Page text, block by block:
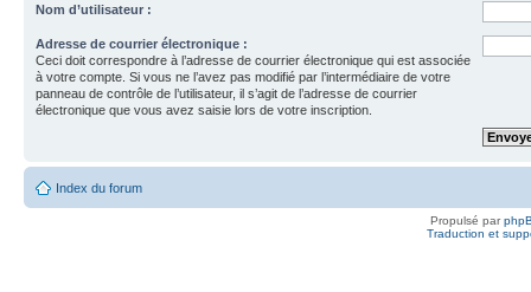
Nom d’utilisateur :
Adresse de courrier électronique :
Ceci doit correspondre à l’adresse de courrier électronique qui est associée
à votre compte. Si vous ne l’avez pas modifié par l’intermédiaire de votre
panneau de contrôle de l’utilisateur, il s’agit de l’adresse de courrier
électronique que vous avez saisie lors de votre inscription.
Index du forum
Propulsé par
Traduction et